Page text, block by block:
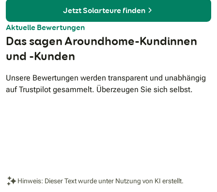
Jetzt Solarteure finden
Aktuelle Bewertungen
Das sagen Aroundhome-Kundinnen
und -Kunden
Unsere Bewertungen werden transparent und unabhängig
auf Trustpilot gesammelt. Überzeugen Sie sich selbst.
Hinweis: Dieser Text wurde unter Nutzung von KI erstellt.